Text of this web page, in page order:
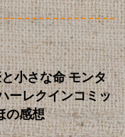
小さな命 モンタ
ーレクインコミッ
の感想